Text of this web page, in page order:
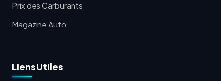
Prix des Carburants
Magazine Auto
Liens Utiles